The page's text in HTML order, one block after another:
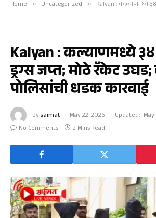
Home » Uncategorized » Kalyan : कल्याणमध्ये ३४ कोटींचे ड्रग्स जप्त;
Kalyan : कल्याणमध्ये
ड्रग्स जप्त; मोठे रॅकेट
पोलिसांची धडक कारवाई
By saimat May 22, 2026 Updated:
No Comments
2 Mins Read